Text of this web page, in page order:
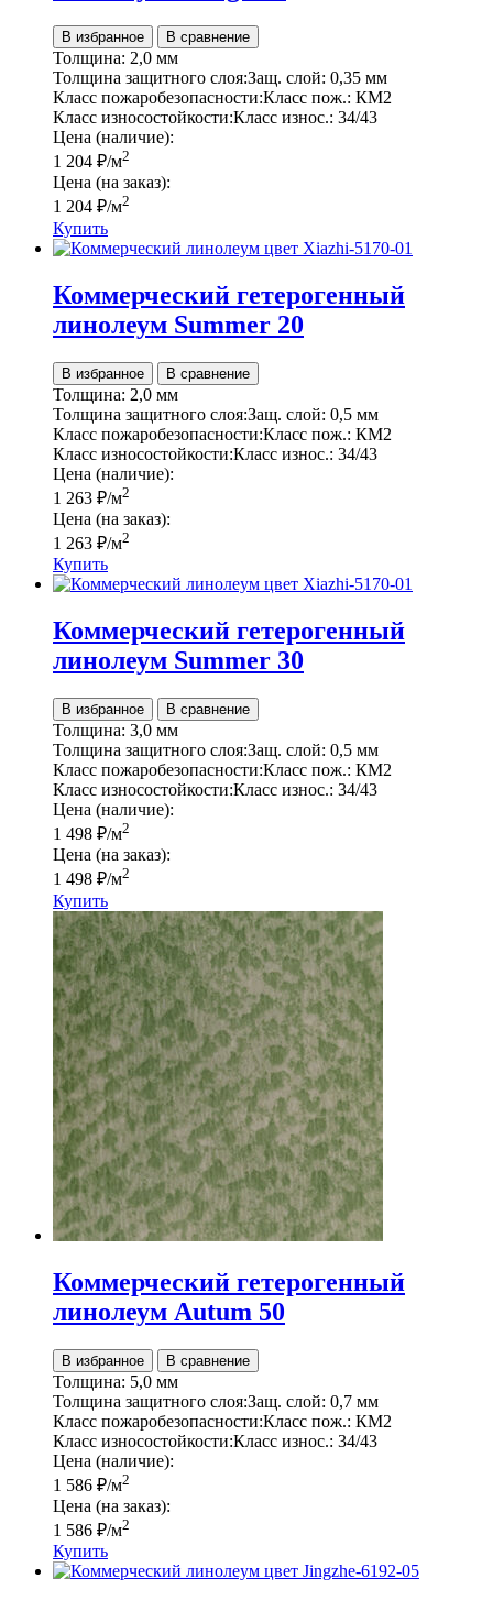
В избранное В сравнение
Толщина: 2,0 мм
Толщина защитного слоя:Защ. слой: 0,35 мм
Класс пожаробезопасности:Класс пож.: КМ2
Класс износостойкости:Класс износ.: 34/43
Цена (наличие):
1 204 ₽/м2
Цена (на заказ):
1 204 ₽/м2
Купить
Коммерческий гетерогенный
линолеум Summer 20
В избранное В сравнение
Толщина: 2,0 мм
Толщина защитного слоя:Защ. слой: 0,5 мм
Класс пожаробезопасности:Класс пож.: КМ2
Класс износостойкости:Класс износ.: 34/43
Цена (наличие):
1 263 ₽/м2
Цена (на заказ):
1 263 ₽/м2
Купить
Коммерческий гетерогенный
линолеум Summer 30
В избранное В сравнение
Толщина: 3,0 мм
Толщина защитного слоя:Защ. слой: 0,5 мм
Класс пожаробезопасности:Класс пож.: КМ2
Класс износостойкости:Класс износ.: 34/43
Цена (наличие):
1 498 ₽/м2
Цена (на заказ):
1 498 ₽/м2
Купить
Коммерческий гетерогенный
линолеум Autum 50
В избранное В сравнение
Толщина: 5,0 мм
Толщина защитного слоя:Защ. слой: 0,7 мм
Класс пожаробезопасности:Класс пож.: КМ2
Класс износостойкости:Класс износ.: 34/43
Цена (наличие):
1 586 ₽/м2
Цена (на заказ):
1 586 ₽/м2
Купить